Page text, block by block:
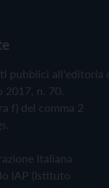
pubblici all'editoria
2017, n. 70.
f) del comma 2
Italiana
IAP (Istituto